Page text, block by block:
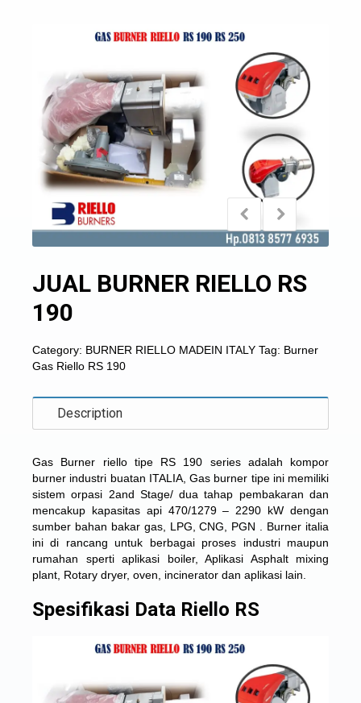
JUAL BURNER RIELLO RS
190
Category: BURNER RIELLO MADEIN ITALY Tag: Burner
Gas Riello RS 190
Description
Gas Burner riello tipe RS 190 series adalah kompor
burner industri buatan ITALIA, Gas burner tipe ini memiliki
sistem orpasi 2and Stage/ dua tahap pembakaran dan
mencakup kapasitas api 470/1279 – 2290 kW dengan
sumber bahan bakar gas, LPG, CNG, PGN . Burner italia
ini di rancang untuk berbagai proses industri maupun
rumahan sperti aplikasi boiler, Aplikasi Asphalt mixing
plant, Rotary dryer, oven, incinerator dan aplikasi lain.
Spesifikasi Data Riello RS